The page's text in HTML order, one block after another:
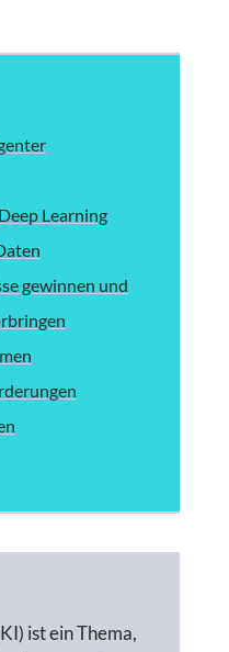
Learning
gewinnen und
ist ein Thema,